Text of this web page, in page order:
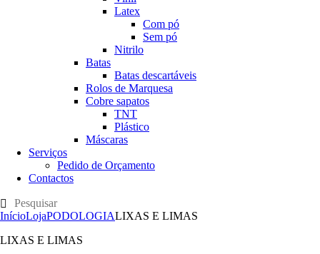
Latex
Com pó
Sem pó
Nitrilo
Batas
Batas descartáveis
Rolos de Marquesa
Cobre sapatos
TNT
Plástico
Máscaras
Serviços
Pedido de Orçamento
Contactos
InícioLojaPODOLOGIALIXAS E LIMAS
LIXAS E LIMAS